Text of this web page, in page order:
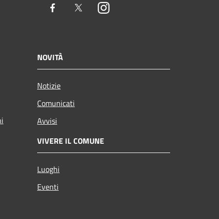
Facebook TwitterInstagram
NOVITÀ
Notizie
Comunicati
Avvisi
VIVERE IL COMUNE
Luoghi
Eventi